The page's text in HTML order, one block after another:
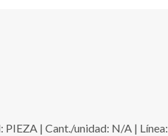
| Cant./unidad: N/A | Línea: